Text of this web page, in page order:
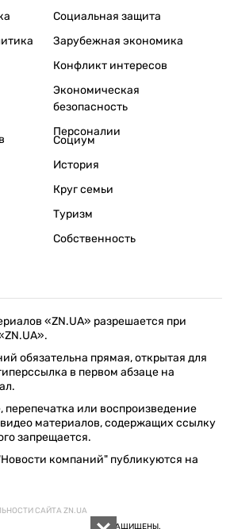
Социальная защита
Зарубежная экономика
Конфликт интересов
Экономическая
безопасность
Персоналии
Социум
История
Круг семьи
Туризм
Собственность
«ZN.UA» разрешается при
обязательна прямая, открытая для
в первом абзаце на
или воспроизведение
материалов, содержащих ссылку
запрещается.
компаний" публикуются на
САЙТА ZN.UA
УКРАИНА». ВСЕ ПРАВА ЗАЩИЩЕНЫ.